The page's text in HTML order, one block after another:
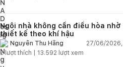
Ngôi nhà không cần điều hòa nhờ
thiết kế theo khí hậu
Nguyễn Thu Hằng
27/06/2026,
2lượt thích | 13.592 lượt xem